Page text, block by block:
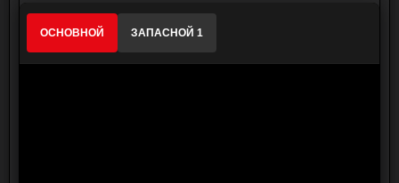
ОСНОВНОЙ ЗАПАСНОЙ 1